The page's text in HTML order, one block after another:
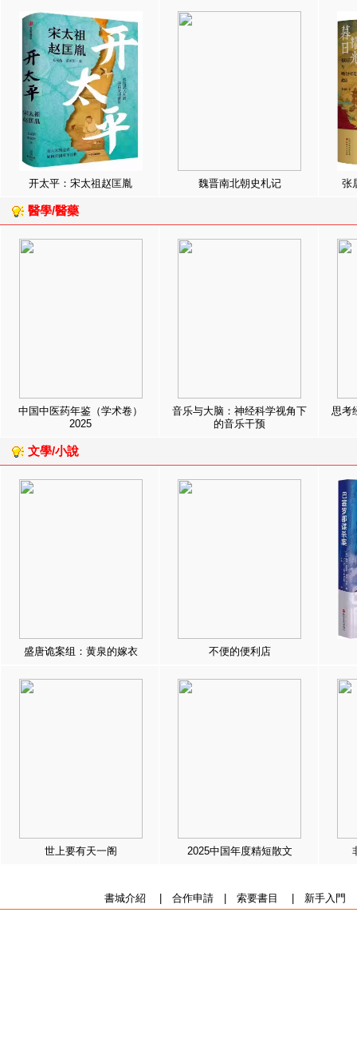
开太平：宋太祖赵匡胤 魏晋南北朝史札记 张
醫學/醫藥
中国中医药年鉴（学术卷）
2025
音乐与大脑：神经科学视角下
的音乐干预
思考
文學/小說
盛唐诡案组：黄泉的嫁衣 不便的便利店
世上要有天一阁 2025中国年度精短散文
書城介紹 合作申請| 索要書目 新手入門